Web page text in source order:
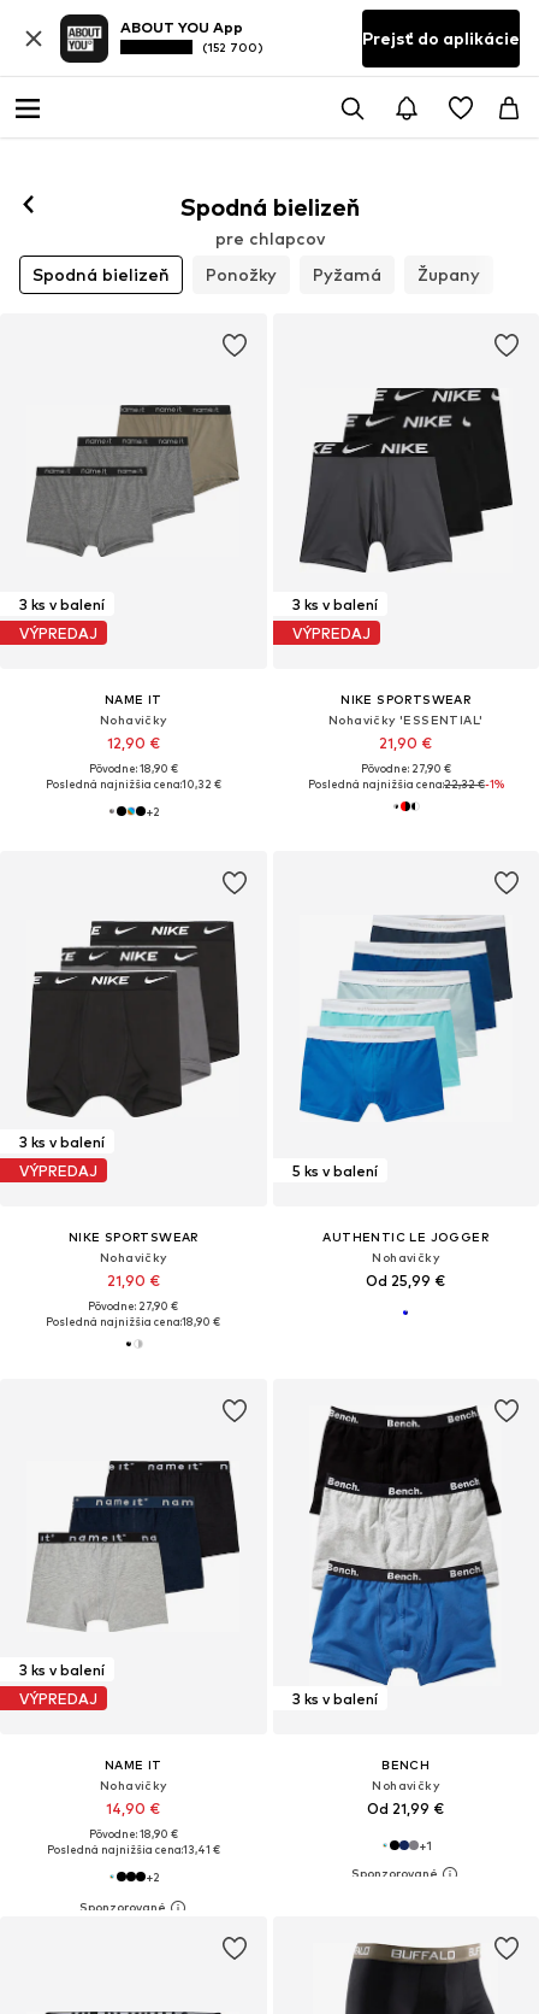
ABOUT YOU App
(152 700) Prejsť do aplikácie
Spodná bielizeň
pre chlapcov
Spodná bielizeň
Ponožky Pyžamá Župany
3 ks v balení
VÝPREDAJ
NAME IT
Nohavičky
12,90 €
Pôvodne: 18,90 €
Posledná najnižšia cena:10,32 €
+2
3 ks v balení
VÝPREDAJ
NIKE SPORTSWEAR
Nohavičky 'ESSENTIAL'
21,90 €
Pôvodne: 27,90 €
Posledná najnižšia cena:22,32 €-1%
3 ks v balení
VÝPREDAJ
NIKE SPORTSWEAR
Nohavičky
21,90 €
Pôvodne: 27,90 €
Posledná najnižšia cena:18,90 €
5 ks v balení
AUTHENTIC LE JOGGER
Nohavičky
Od 25,99 €
3 ks v balení
VÝPREDAJ
NAME IT
Nohavičky
14,90 €
Pôvodne: 18,90 €
Posledná najnižšia cena:13,41 €
+2
3 ks v balení
BENCH
Nohavičky
Od 21,99 €
+1